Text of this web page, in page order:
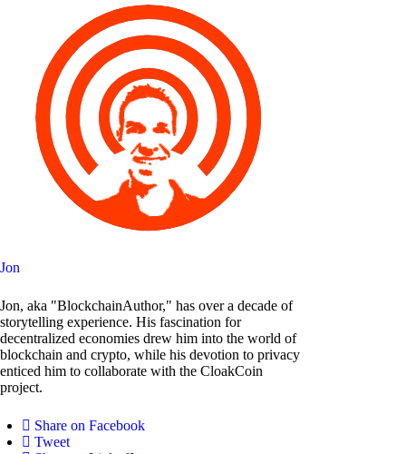
Jon
Jon, aka "BlockchainAuthor," has over a decade of
storytelling experience. His fascination for
decentralized economies drew him into the world of
blockchain and crypto, while his devotion to privacy
enticed him to collaborate with the CloakCoin
project.
Share on Facebook
Tweet